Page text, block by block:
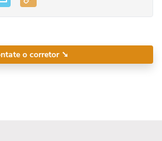
o corretor ➘